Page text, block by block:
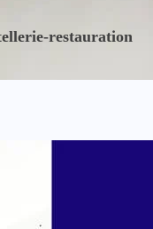
restauration